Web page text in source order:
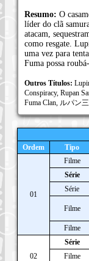
Resumo: O
líder do clã
atacam,
como resgate.
uma vez para
Fuma possa
Outros Títulos:
Conspiracy, Rupan
Fuma Clan, ルパ
Ordem
Tipo
01
Filme
Série
Série
Filme
Filme
02
Série
Filme